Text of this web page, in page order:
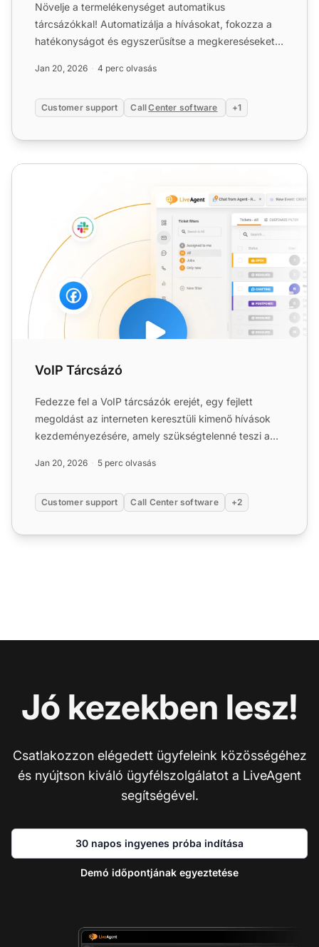
Növelje a termelékenységet automatikus
tárcsázókkal! Automatizálja a hívásokat, fokozza a
hatékonyságot és egyszerűsítse a megkereséseket.
Jan 20, 2026 4 perc olvasás
Customer support CallCenter software +1
VoIP Tárcsázó
VoIP Tárcsázó
Fedezze fel a VoIP tárcsázók erejét, egy fejlett
megoldást az interneten keresztüli kimenő hívások
kezdeményezésére, amely szükségtelenné teszi a
Jan 20, 2026 5 perc olvasás
Customer support Call Center software +2
Jó kezekben lesz!
Csatlakozzon elégedett ügyfeleink közösségéhez
és nyújtson kiváló ügyfélszolgálatot a LiveAgent
segítségével.
30 napos ingyenes próba indítása
Demó időpontjának egyeztetése